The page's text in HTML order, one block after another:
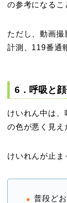
の参考になるこ
ただし、動画
計測、119番通
6．呼吸と
けいれん中は
の色が悪く見え
けいれんが止ま
普段ど